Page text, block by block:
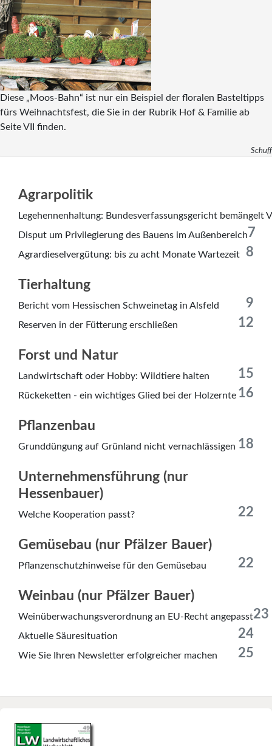
Diese „Moos-Bahn“ ist nur ein Beispiel der floralen Basteltipps
fürs Weihnachtsfest, die Sie in der Rubrik Hof & Familie ab
Seite VII finden.
Schuff
Agrarpolitik
Legehennenhaltung: Bundesverfassungsgericht bemängelt
Disput um Privilegierung des Bauens im Außenbereich7
Agrardieselvergütung: bis zu acht Monate Wartezeit 8
Tierhaltung
Bericht vom Hessischen Schweinetag in Alsfeld 9
Reserven in der Fütterung erschließen 12
Forst und Natur
Landwirtschaft oder Hobby: Wildtiere halten 15
Rückeketten - ein wichtiges Glied bei der Holzernte 16
Pflanzenbau
Grunddüngung auf Grünland nicht vernachlässigen 18
Unternehmensführung (nur
Hessenbauer)
Welche Kooperation passt? 22
Gemüsebau (nur Pfälzer Bauer)
Pflanzenschutzhinweise für den Gemüsebau 22
Weinbau (nur Pfälzer Bauer)
Weinüberwachungsverordnung an EU-Recht angepasst23
Aktuelle Säuresituation 24
Wie Sie Ihren Newsletter erfolgreicher machen 25